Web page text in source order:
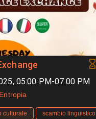
05:00 PM-07:00 PM
culturale scambio linguistico